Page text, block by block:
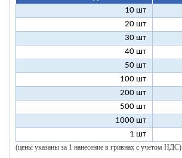
10 шт
20 шт
30 шт
40 шт
50 шт
100 шт
200 шт
500 шт
1000 шт
1 шт
(цены указаны за 1 нанесение в гривнах с учетом НДС)